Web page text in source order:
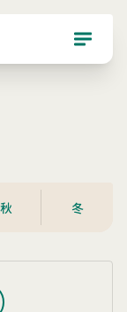
秋 冬